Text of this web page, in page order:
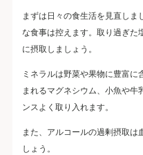
まずは日々の食生活を見直しま
な食事は控えます。取り過ぎた
に摂取しましょう。
ミネラルは野菜や果物に豊富
まれるマグネシウム、小魚や牛
ンスよく取り入れます。
また、アルコールの過剰摂取は
しょう。